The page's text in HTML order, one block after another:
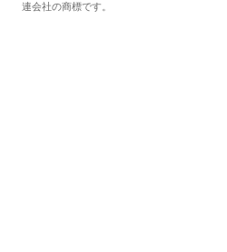
連会社の商標です。